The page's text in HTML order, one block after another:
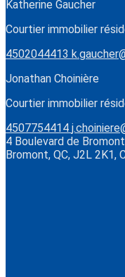
Katherine Gaucher
Courtier immobilier
4502044413
Jonathan Choinière
Courtier immobilier
4507754414
4 Boulevard de Bromont
Bromont, QC, J2L 2K1,